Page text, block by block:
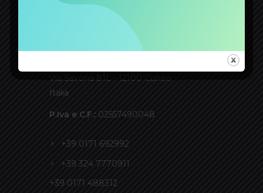
Via Savona 81L - 12100 Cuneo -
Italia
P.Iva e C.F.: 02557490048
+39 0171 692992
+39 324 7770911
+39 0171 488312